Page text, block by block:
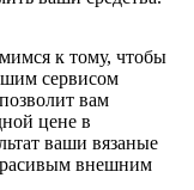
к тому, чтобы
сервисом
вам
цене в
ваши вязаные
внешним